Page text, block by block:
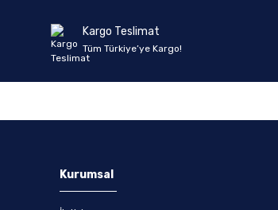
Kargo Teslimat
Tüm Türkiye’ye Kargo!
Kurumsal